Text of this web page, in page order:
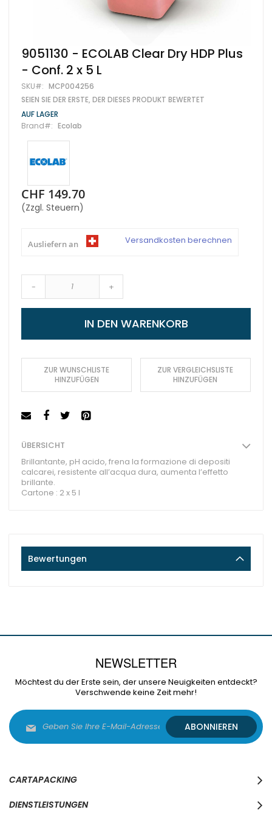
Zum
Anfang
der
Bildgalerie
springen
9051130 - ECOLAB Clear Dry HDP Plus
- Conf. 2 x 5 L
SKU MCP004256
SEIEN SIE DER ERSTE, DER DIESES PRODUKT BEWERTET
AUF LAGER
Brand
Ecolab
CHF 149.70
(Zzgl. Steuern)
Ausliefern an Versandkosten berechnen
- +
IN DEN WARENKORB
ZUR WUNSCHLISTE
HINZUFÜGEN
ZUR VERGLEICHSLISTE
HINZUFÜGEN
ÜBERSICHT
Brillantante, pH acido, frena la formazione di depositi
calcarei, resistente all’acqua dura, aumenta l’effetto
brillante.
Cartone : 2 x 5 l
Bewertungen
NEWSLETTER
Möchtest du der Erste sein, der unsere Neuigkeiten entdeckt?
Verschwende keine Zeit mehr!
Sie
sich
ABONNIEREN
CARTAPACKING
DIENSTLEISTUNGEN